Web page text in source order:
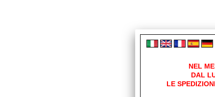
NEL
DAL
LE